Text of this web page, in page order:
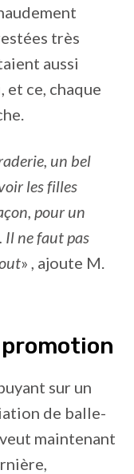
très
aussi
et ce, chaque
un bel
les filles
pour un
Il ne faut pas
» , ajoute M.
sur un
de balle-
maintenant